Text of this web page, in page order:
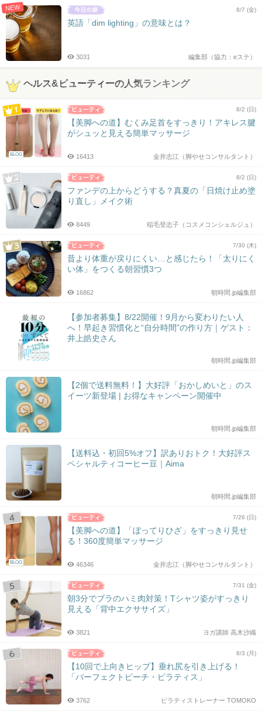
NEW 8/7 (金)
英語「dim lighting」の意味とは？
編集部（協力：eステ）
3031
ヘルス&ビューティーの人気ランキング
BLOG
8/2 (日)
【美脚への道】むくみ足首をすっきり！アキレス腱
がシュッと見える簡単マッサージ
金井志江（脚やせコンサルタント）
16413
8/2 (日)
ファンデの上からどうする？真夏の「日焼け止め塗
り直し」メイク術
稲毛登志子（コスメコンシェルジュ）
8449
7/30 (木)
昔より体重が戻りにくい…と感じたら！「太りにく
い体」をつくる朝習慣3つ
朝時間.jp編集部
16862
【参加者募集】8/22開催！9月から変わりたい人
へ！早起き習慣化と“自分時間”の作り方｜ゲスト：
井上皓史さん
朝時間.jp編集部
【2個で送料無料！】大好評「おかしめいと」のス
イーツ新登場 | お得なキャンペーン開催中
朝時間.jp編集部
【送料込・初回5%オフ】訳ありおトク！大好評ス
ペシャルティコーヒー豆｜Aima
朝時間.jp編集部
BLOG
7/26 (日)
【美脚への道】「ぼってりひざ」をすっきり見せ
る！360度簡単マッサージ
金井志江（脚やせコンサルタント）
46346
7/31 (金)
朝3分でブラのハミ肉対策！Tシャツ姿がすっきり
見える「背中エクササイズ」
ヨガ講師 高木沙織
3821
8/3 (月)
【10回で上向きヒップ】垂れ尻を引き上げる！
「パーフェクトピーチ・ピラティス」
ピラティストレーナー TOMOKO
3762